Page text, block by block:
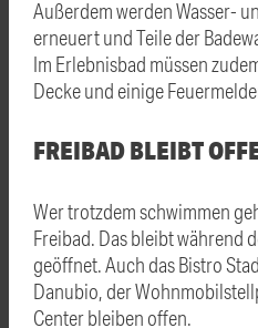
Außerdem werden Wasser-
erneuert und Teile der
Im Erlebnisbad müssen
Decke und einige
FREIBAD BLEIBT
Wer trotzdem schwimmen
Freibad. Das bleibt während
geöffnet. Auch das Bistro
Danubio, der
Center bleiben offen.